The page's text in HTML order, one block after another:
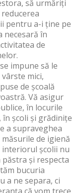
să urmăriți
pentru a-i ține pe
necesară în
de
impune să le
mici,
de școală
Vă asigur
în locurile
în școli și grădinițe
a supraveghea
de igienă
interiorul școlii nu
și respecta
bucuria
a ne separa, ci